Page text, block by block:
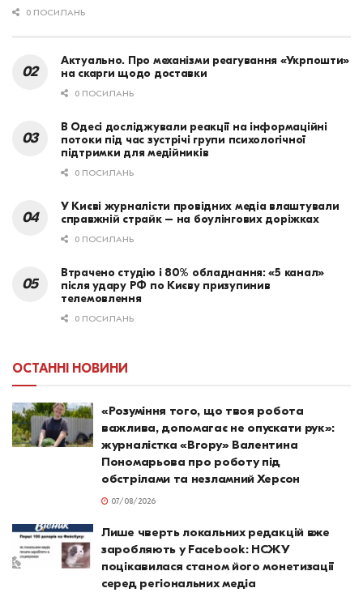
0 ПОСИЛАНЬ
Актуально. Про механізми реагування «Укрпошти»
на скарги щодо доставки
0 ПОСИЛАНЬ
В Одесі досліджували реакції на інформаційні
потоки під час зустрічі групи психологічної
підтримки для медійників
0 ПОСИЛАНЬ
У Києві журналісти провідних медіа влаштували
справжній страйк – на боулінгових доріжках
0 ПОСИЛАНЬ
Втрачено студію і 80% обладнання: «5 канал»
після удару РФ по Києву призупинив
телемовлення
0 ПОСИЛАНЬ
ОСТАННІ НОВИНИ
«Розуміння того, що твоя робота
важлива, допомагає не опускати рук»:
журналістка «Вгору» Валентина
Пономарьова про роботу під
обстрілами та незламний Херсон
07/08/2026
Лише чверть локальних редакцій вже
заробляють у Facebook: НСЖУ
поцікавилася станом його монетизації
серед регіональних медіа